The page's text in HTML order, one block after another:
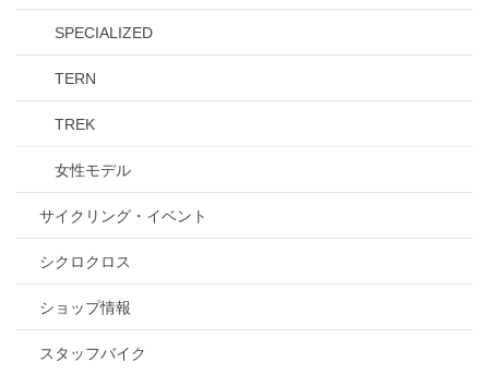
SPECIALIZED
TERN
TREK
女性モデル
サイクリング・イベント
シクロクロス
ショップ情報
スタッフバイク